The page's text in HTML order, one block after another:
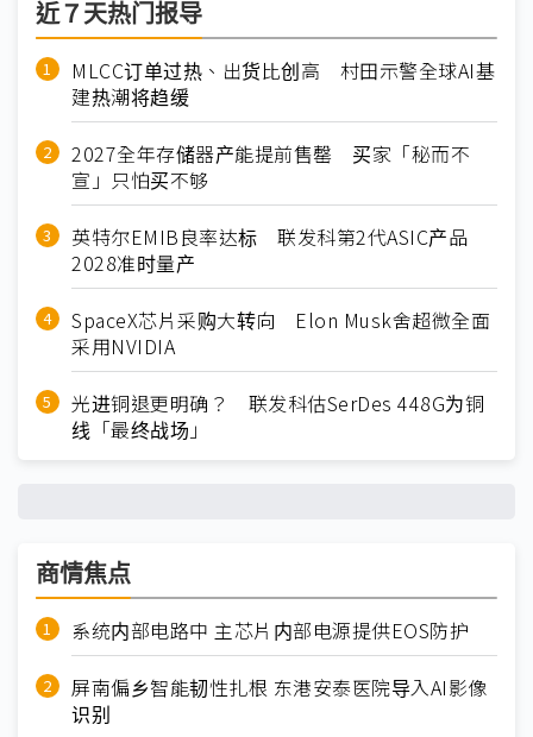
近７天热门报导
MLCC订单过热、出货比创高 村田示警全球AI基
建热潮将趋缓
2027全年存储器产能提前售罄 买家「秘而不
宣」只怕买不够
英特尔EMIB良率达标 联发科第2代ASIC产品
2028准时量产
SpaceX芯片采购大转向 Elon Musk舍超微全面
采用NVIDIA
光进铜退更明确？ 联发科估SerDes 448G为铜
线「最终战场」
商情焦点
系统内部电路中 主芯片内部电源提供EOS防护
屏南偏乡智能韧性扎根 东港安泰医院导入AI影像
识别